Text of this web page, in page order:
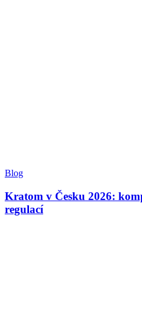
Blog
Kratom v Česku 2026:
regulací